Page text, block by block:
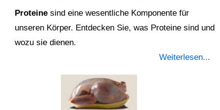
Proteine sind eine wesentliche Komponente für
unseren Körper. Entdecken Sie, was Proteine sind und
wozu sie dienen.
Weiterlesen...